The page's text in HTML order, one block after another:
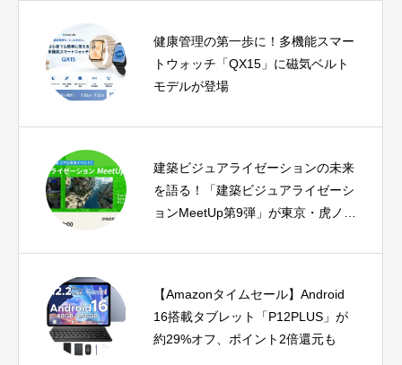
健康管理の第一歩に！多機能スマー
トウォッチ「QX15」に磁気ベルト
モデルが登場
建築ビジュアライゼーションの未来
を語る！「建築ビジュアライゼーシ
ョンMeetUp第9弾」が東京・虎ノ門
【Amazonタイムセール】Android
16搭載タブレット「P12PLUS」が
約29%オフ、ポイント2倍還元も